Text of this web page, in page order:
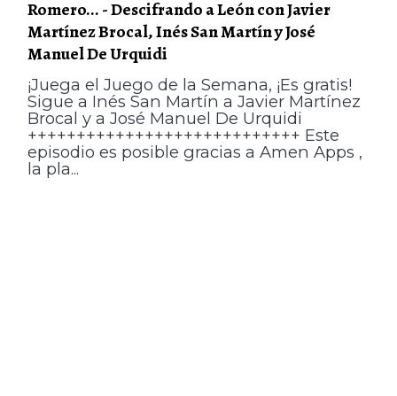
Romero... - Descifrando a León con Javier
Martínez Brocal, Inés San Martín y José
Manuel De Urquidi
¡Juega el Juego de la Semana, ¡Es gratis!
Sigue a Inés San Martín a Javier Martínez
Brocal y a José Manuel De Urquidi
++++++++++++++++++++++++++++ Este
episodio es posible gracias a Amen Apps ,
la pla...